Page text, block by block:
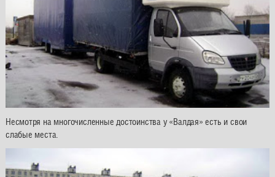
Несмотря на многочисленные достоинства у «Валдая» есть и свои
слабые места.